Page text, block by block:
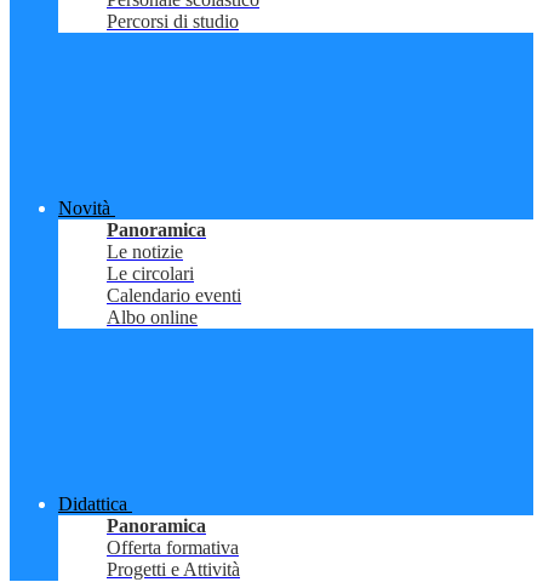
Percorsi di studio
Novità
Panoramica
Le notizie
Le circolari
Calendario eventi
Albo online
Didattica
Panoramica
Offerta formativa
Progetti e Attività